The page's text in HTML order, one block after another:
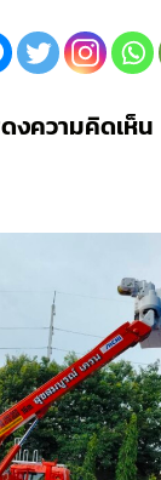
งความคิดเห็น